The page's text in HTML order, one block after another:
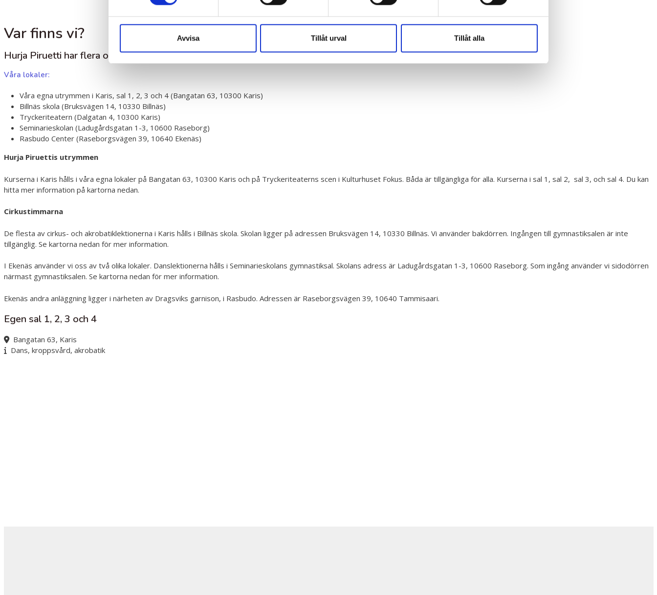
Avvisa Tillåt urval Tillåt alla
Var finns vi?
Hurja Piruetti har flera olika lokaler var våra kurser sker.
Våra lokaler:
Våra egna utrymmen i Karis, sal 1, 2, 3 och 4 (Bangatan 63, 10300 Karis)
Billnäs skola (Bruksvägen 14, 10330 Billnäs)
Tryckeriteatern (Dalgatan 4, 10300 Karis)
Seminarieskolan (Ladugårdsgatan 1-3, 10600 Raseborg)
Rasbudo Center (Raseborgsvägen 39, 10640 Ekenäs)
Hurja Piruettis utrymmen
Kurserna i Karis hålls i våra egna lokaler på Bangatan 63, 10300 Karis och på Tryckeriteaterns scen i Kulturhuset Fokus. Båda är tillgängliga för alla. Kurserna i sal 1, sal 2, sal 3, och sal 4. Du kan
hitta mer information på kartorna nedan.
Cirkustimmarna
De flesta av cirkus- och akrobatiklektionerna i Karis hålls i Billnäs skola. Skolan ligger på adressen Bruksvägen 14, 10330 Billnäs. Vi använder bakdörren. Ingången till gymnastiksalen är inte
tillgänglig. Se kartorna nedan för mer information.
I Ekenäs använder vi oss av två olika lokaler. Danslektionerna hålls i Seminarieskolans gymnastiksal. Skolans adress är Ladugårdsgatan 1-3, 10600 Raseborg. Som ingång använder vi sidodörren
närmast gymnastiksalen. Se kartorna nedan för mer information.
Ekenäs andra anläggning ligger i närheten av Dragsviks garnison, i Rasbudo. Adressen är Raseborgsvägen 39, 10640 Tammisaari.
Egen sal 1, 2, 3 och 4
Bangatan 63, Karis
Dans, kroppsvård, akrobatik